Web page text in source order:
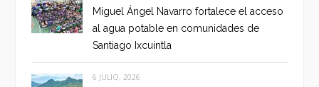
Miguel Ángel Navarro fortalece el acceso
al agua potable en comunidades de
Santiago Ixcuintla
6 JULIO, 2026